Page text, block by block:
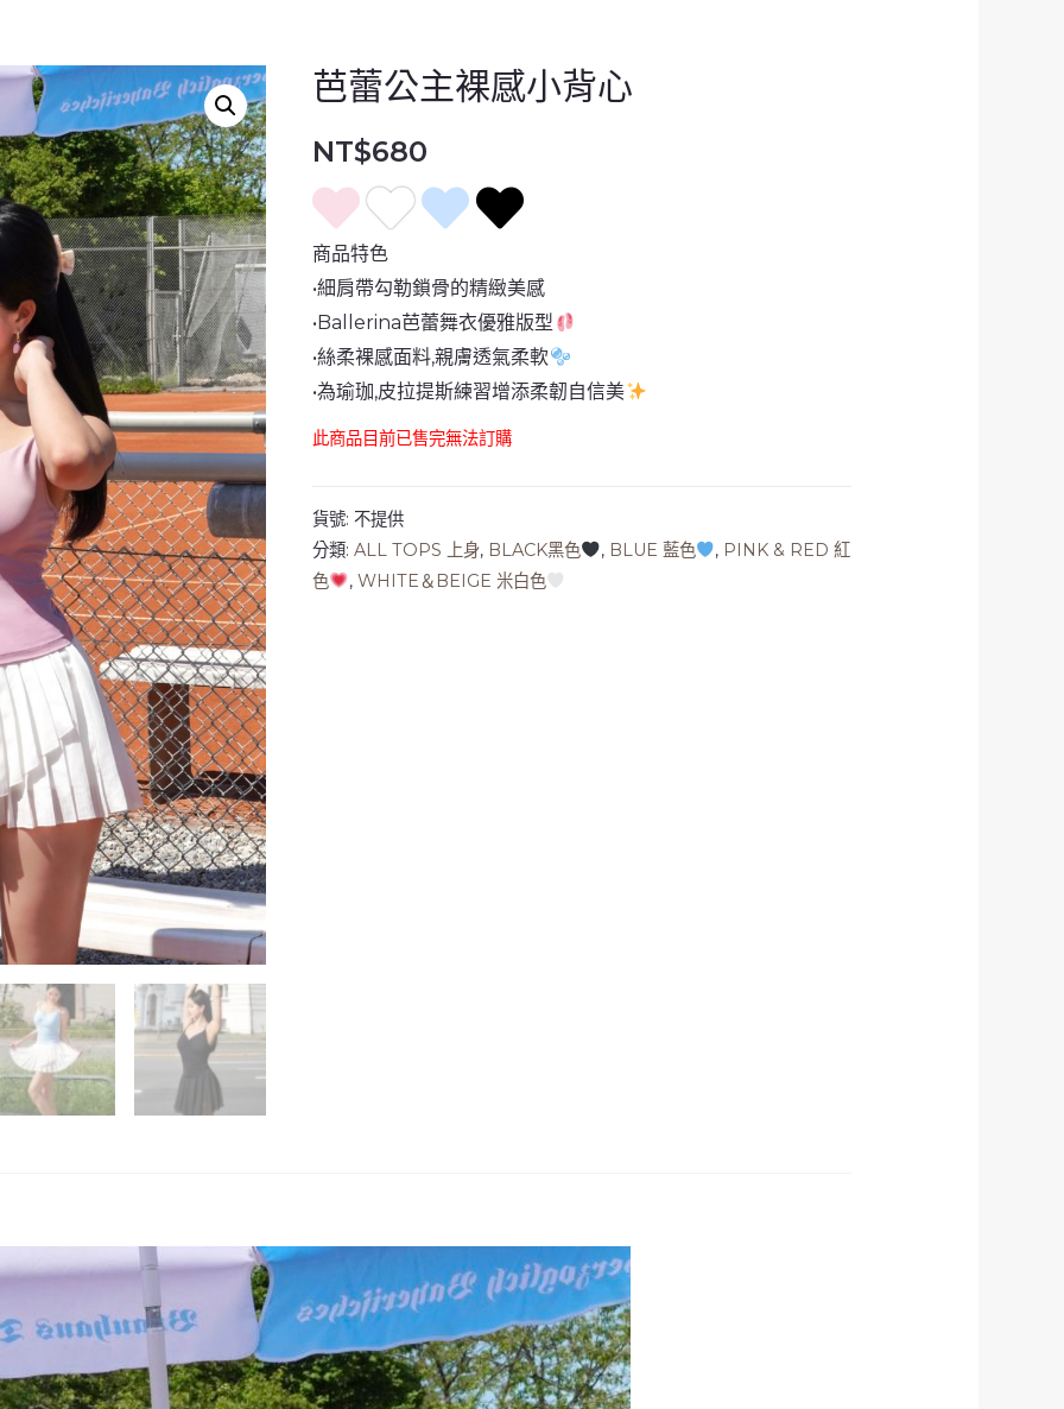
芭蕾公主裸感小背心
NT$680
商品特色
•細肩帶勾勒鎖骨的精緻美感
•Ballerina芭蕾舞衣優雅版型
•絲柔裸感面料,親膚透氣柔軟
•為瑜珈,皮拉提斯練習增添柔韌自信美
此商品目前已售完無法訂購
貨號:不提供
分類:ALL TOPS 上身, BLACK黑色 , BLUE 藍色 , PINK & RED 紅
色
, WHITE＆BEIGE 米白色